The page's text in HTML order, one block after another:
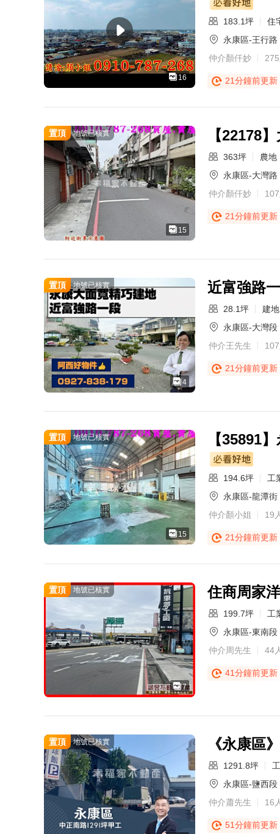
16
183.1坪 住
永康區-王行路
仲介顏仟妙
21分鐘前更新
置頂 地號已核實
15
【22178
363坪 農地
永康區-大灣路
仲介顏仟妙
21分鐘前更新
置頂 地號已核實
4
近富強路
28.1坪 建地
永康區-大灣段
仲介王先生
21分鐘前更新
置頂 地號已核實
15
【35891
194.6坪 工
永康區-龍潭街
仲介顏小姐
19
21分鐘前更新
置頂 地號已核實
7
住商周家
199.7坪 工
永康區-東南段
仲介周先生
44
41分鐘前更新
置頂 地號已核實 《永康區
1291.8坪
永康區-鹽西段
仲介蕭先生
16
51分鐘前更新